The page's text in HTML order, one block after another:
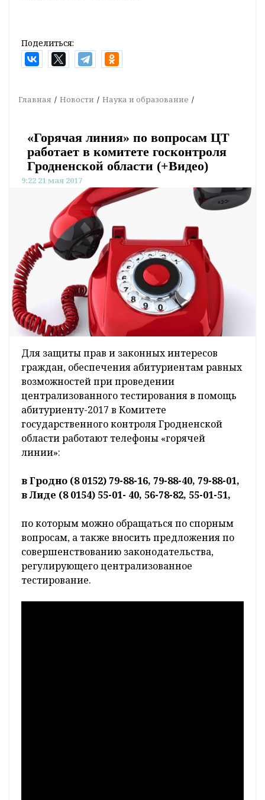
Поделиться:
Главная Новости Наука и образование
«Горячая линия» по вопросам ЦТ
работает в комитете госконтроля
Гродненской области (+Видео)
9:22 21 мая 2017
Для защиты прав и законных интересов
граждан, обеспечения абитуриентам равных
возможностей при проведении
централизованного тестирования в помощь
абитуриенту-2017 в Комитете
государственного контроля Гродненской
области работают телефоны «горячей
линии»:
в Гродно (8 0152) 79-88-16, 79-88-40, 79-88-01,
в Лиде (8 0154) 55-01- 40, 56-78-82, 55-01-51,
по которым можно обращаться по спорным
вопросам, а также вносить предложения по
совершенствованию законодательства,
регулирующего централизованное
тестирование.